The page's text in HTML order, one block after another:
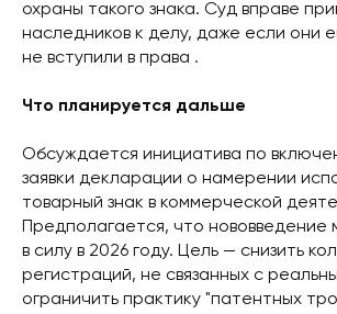
охраны такого знака. Суд вправе
наследников к делу, даже если они
не вступили в права .
Что планируется дальше
Обсуждается инициатива по
заявки декларации о намерении
товарный знак в коммерческой
Предполагается, что нововведение
в силу в 2026 году. Цель — снизить
регистраций, не связанных с
ограничить практику "патентных